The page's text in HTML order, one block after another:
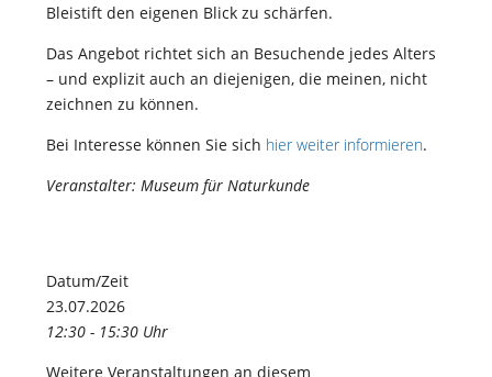
Bleistift den eigenen Blick zu schärfen.
Das Angebot richtet sich an Besuchende jedes Alters
– und explizit auch an diejenigen, die meinen, nicht
zeichnen zu können.
Bei Interesse können Sie sich hier weiter informieren.
Veranstalter: Museum für Naturkunde
Datum/Zeit
23.07.2026
12:30 - 15:30 Uhr
Weitere Veranstaltungen an diesem